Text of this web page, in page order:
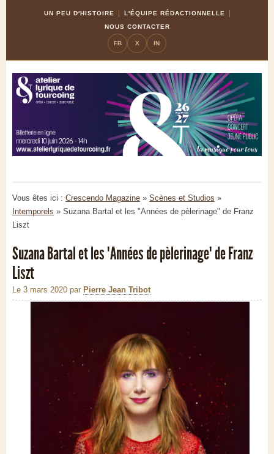
UN PEU D'HISTOIRE
L'ÉQUIPE RÉDACTIONNELLE
NOUS CONTACTER
FB X IN
Vous êtes ici : Crescendo Magazine » Scènes et Studios »
Intemporels » Suzana Bartal et les "Années de pèlerinage" de Franz
Liszt
Suzana Bartal et les "Années de pèlerinage" de Franz
Liszt
Le 3 mars 2020 par Pierre Jean Tribot